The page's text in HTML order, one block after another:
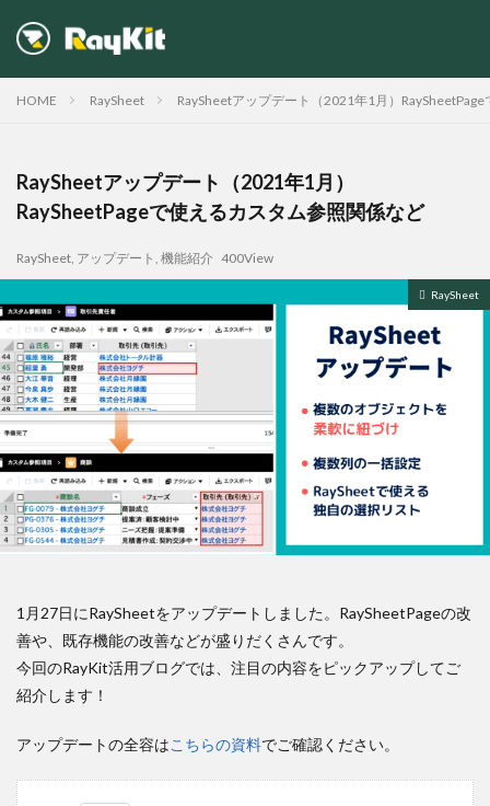
HOME RaySheet RaySheetアップデート（2021年1月）
RaySheetアップデート（2021年1月）
RaySheetPageで使えるカスタム参照関係など
RaySheet, アップデート , 機能紹介 400View
RaySheet
1月27日にRaySheetをアップデートしました。RaySheetPageの改
善や、既存機能の改善などが盛りだくさんです。
今回のRayKit活用ブログでは、注目の内容をピックアップしてご
紹介します！
アップデートの全容はこちらの資料でご確認ください。
カテゴリー
検索